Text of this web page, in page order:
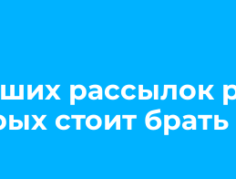
рассылок
стоит